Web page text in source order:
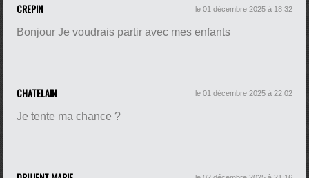
CREPIN le 01 décembre 2025 à 18:32
Bonjour Je voudrais partir avec mes enfants
CHATELAIN le 01 décembre 2025 à 22:02
Je tente ma chance ?